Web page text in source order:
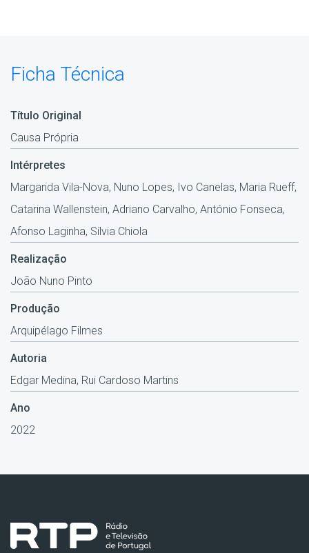
Ficha Técnica
Título Original
Causa Própria
Intérpretes
Margarida Vila-Nova, Nuno Lopes, Ivo Canelas, Maria Rueff,
Catarina Wallenstein, Adriano Carvalho, António Fonseca,
Afonso Laginha, Sílvia Chiola
Realização
João Nuno Pinto
Produção
Arquipélago Filmes
Autoria
Edgar Medina, Rui Cardoso Martins
Ano
2022